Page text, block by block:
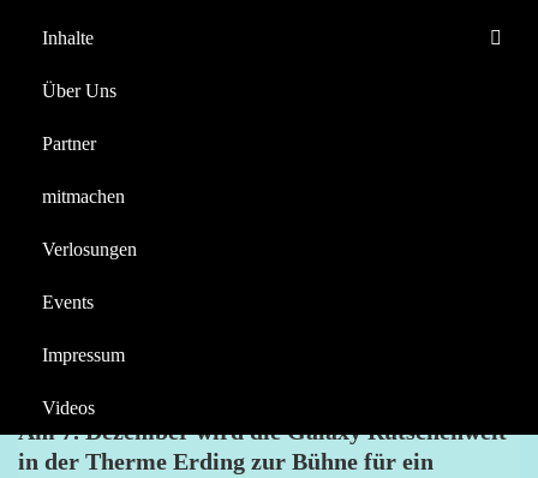
Europa-Park
Inhalte
Reportagen
Über Uns
Partner
mitmachen
Verlosungen
Events
Impressum
Videos
Startseite
Rennrutschmeisterschaft
in der Therme Erding
AIRTIME4YOU
MEISTERSCHAFT
Am 7. Dezember wird die Galaxy Rutschenwelt
in der Therme Erding zur Bühne für ein